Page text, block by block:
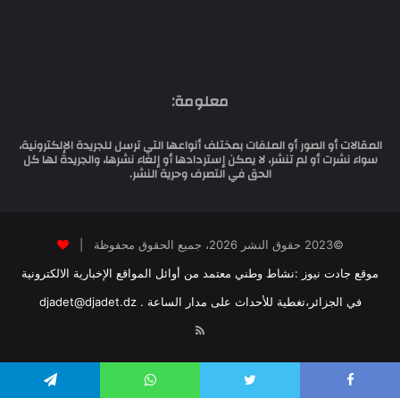
معلومة:
المقالات أو الصور أو الملفات بمختلف أنواعها التي ترسل للجريدة الإلكترونية،
سواء نشرت أو لم تنشر، لا يمكن إستردادها أو إلغاء نشرها، والجريدة لها كل
الحق في التصرف وحرية النشر.
©2023 حقوق النشر 2026، جميع الحقوق محفوظة |
موقع جادت نيوز :نشاط وطني معتمد من أوائل المواقع الإخبارية الالكترونية
في الجزائر،تغطية للأحداث على مدار الساعة . djadet@djadet.dz
RSS